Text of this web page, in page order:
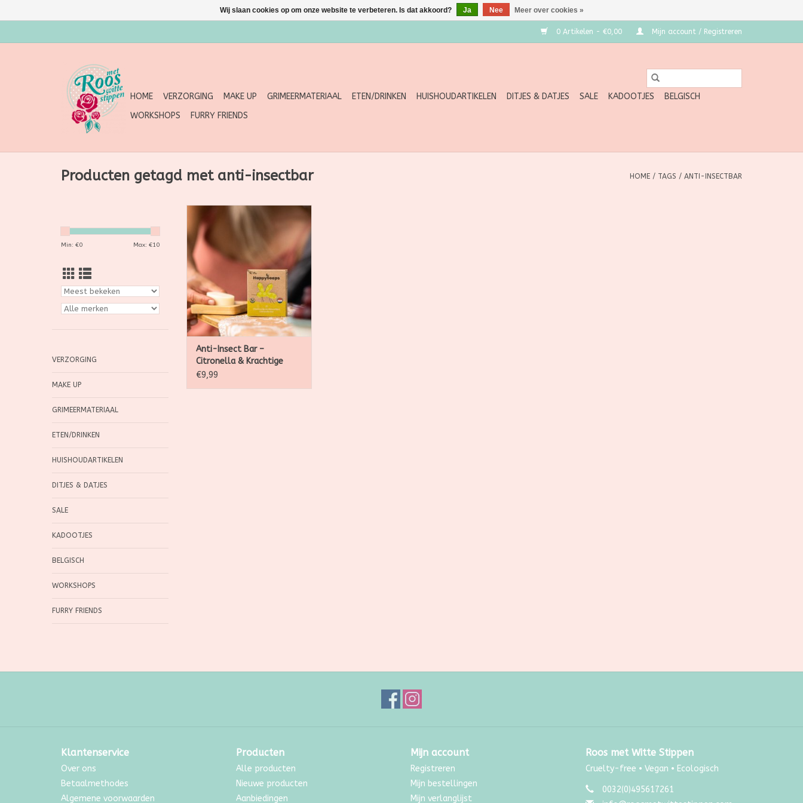
0 Artikelen - €0,00 Mijn account / Registreren
HOME VERZORGING MAKE UP GRIMEERMATERIAAL ETEN/DRINKEN HUISHOUDARTIKELEN DITJES & DATJES SALE KADOOTJES
BELGISCH
WORKSHOPS
FURRY FRIENDS
Producten getagd met anti-insectbar HOME / TAGS / ANTI-INSECTBAR
Min: €0 Max: €10
VERZORGING
MAKE UP
GRIMEERMATERIAAL
ETEN/DRINKEN
HUISHOUDARTIKELEN
DITJES & DATJES
SALE
KADOOTJES
BELGISCH
WORKSHOPS
FURRY FRIENDS
Met deze Bar creëer je in een
handomdraai een zeer sterke
citronellageur op je huid. Ideaal
voor de momenten dat je dat
het meest nodig hebt: op reis, in
het bos, het terras of waar jij
wilt. De Citronella Bar heeft een
heerlijke geur door een mix van
ess
TOEVOEGEN AAN WINKELWAGEN
Anti-Insect Bar –
Citronella & Krachtige
Munt 2 x 20g
€9,99
Klantenservice
Over ons
Betaalmethodes
Algemene voorwaarden
Producten
Alle producten
Nieuwe producten
Aanbiedingen
Mijn account
Registreren
Mijn bestellingen
Mijn verlanglijst
Roos met Witte Stippen
Cruelty-free • Vegan • Ecologisch
0032(0)495617261
Wij slaan cookies op om onze website te verbeteren. Is dat akkoord? Ja Nee Meer over cookies »